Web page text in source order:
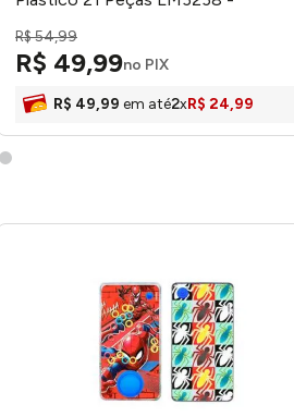
R$54,99
R$ 49,99no PIX
R$ 49,99 em até2xR$ 24,99